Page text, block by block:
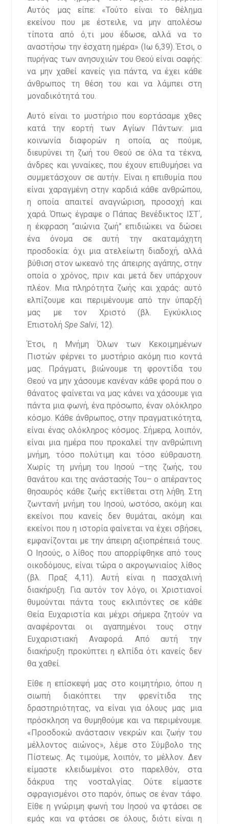
Αυτός μας είπε: «Τούτο είναι το θέλημα
εκείνου που με έστειλε, να μην απολέσω
τίποτα από ό,τι μου έδωσε, αλλά να το
αναστήσω την έσχατη ημέρα» (Ιω 6,39). Έτσι, ο
πυρήνας των ανησυχιών του Θεού είναι σαφής:
να μην χαθεί κανείς για πάντα, να έχει κάθε
άνθρωπος τη θέση του και να λάμπει στη
μοναδικότητά του.
Αυτό είναι το μυστήριο που εορτάσαμε χθες
κατά την εορτή των Αγίων Πάντων: μια
κοινωνία διαφορών η οποία, ας πούμε,
διευρύνει τη ζωή του Θεού σε όλα τα τέκνα,
άνδρες και γυναίκες, που έχουν επιθυμήσει να
συμμετάσχουν σε αυτήν. Είναι η επιθυμία που
είναι χαραγμένη στην καρδιά κάθε ανθρώπου,
η οποία απαιτεί αναγνώριση, προσοχή και
χαρά. Όπως έγραψε ο Πάπας Βενέδικτος ΙΣΤ΄,
η έκφραση “αιώνια ζωή” επιδιώκει να δώσει
ένα όνομα σε αυτή την ακαταμάχητη
προσδοκία: όχι μια ατελείωτη διαδοχή, αλλά
βύθιση στον ωκεανό της άπειρης αγάπης, στην
οποία ο χρόνος, πριν και μετά δεν υπάρχουν
πλέον. Μια πληρότητα ζωής και χαράς: αυτό
ελπίζουμε και περιμένουμε από την ύπαρξή
μας με τον Χριστό (βλ. Εγκύκλιος
ΕπιστολήSpe Salvi, 12).
Έτσι, η Μνήμη Όλων των Κεκοιμημένων
Πιστών φέρνει το μυστήριο ακόμη πιο κοντά
μας. Πράγματι, βιώνουμε τη φροντίδα του
Θεού να μην χάσουμε κανέναν κάθε φορά που ο
θάνατος φαίνεται να μας κάνει να χάσουμε για
πάντα μια φωνή, ένα πρόσωπο, έναν ολόκληρο
κόσμο. Κάθε άνθρωπος, στην πραγματικότητα,
είναι ένας ολόκληρος κόσμος. Σήμερα, λοιπόν,
είναι μια ημέρα που προκαλεί την ανθρώπινη
μνήμη, τόσο πολύτιμη και τόσο εύθραυστη.
Χωρίς τη μνήμη του Ιησού –της ζωής, του
θανάτου και της ανάστασής Του– ο απέραντος
θησαυρός κάθε ζωής εκτίθεται στη λήθη. Στη
ζωντανή μνήμη του Ιησού, ωστόσο, ακόμη και
εκείνοι που κανείς δεν θυμάται, ακόμη και
εκείνοι που η ιστορία φαίνεται να έχει σβήσει,
εμφανίζονται με την άπειρη αξιοπρέπειά τους.
Ο Ιησούς, ο λίθος που απορρίφθηκε από τους
οικοδόμους, είναι τώρα ο ακρογωνιαίος λίθος
(βλ. Πραξ 4,11). Αυτή είναι η πασχαλινή
διακήρυξη. Για αυτόν τον λόγο, οι Χριστιανοί
θυμούνται πάντα τους εκλιπόντες σε κάθε
Θεία Ευχαριστία και μέχρι σήμερα ζητούν να
αναφέρονται οι αγαπημένοι τους στην
Ευχαριστιακή Αναφορά. Από αυτή την
διακήρυξη προκύπτει η ελπίδα ότι κανείς δεν
θα χαθεί.
Είθε η επίσκεψή μας στο κοιμητήριο, όπου η
σιωπή διακόπτει την φρενίτιδα της
δραστηριότητας, να είναι για όλους μας μια
πρόσκληση να θυμηθούμε και να περιμένουμε.
«Προσδοκώ ανάστασιν νεκρών και ζωήν του
μέλλοντος αιώνος», λέμε στο Σύμβολο της
Πίστεως. Ας τιμούμε, λοιπόν, το μέλλον. Δεν
είμαστε κλειδωμένοι στο παρελθόν, στα
δάκρυα της νοσταλγίας. Ούτε είμαστε
σφραγισμένοι στο παρόν, όπως σε έναν τάφο.
Είθε η γνώριμη φωνή του Ιησού να φτάσει σε
εμάς και να φτάσει σε όλους, διότι είναι η